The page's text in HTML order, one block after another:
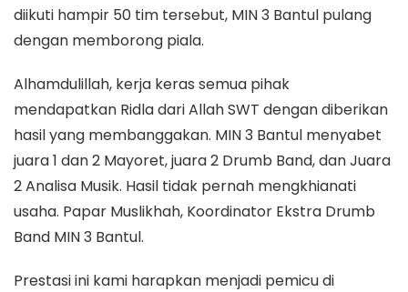
diikuti hampir 50 tim tersebut, MIN 3 Bantul pulang
dengan memborong piala.
Alhamdulillah, kerja keras semua pihak
mendapatkan Ridla dari Allah SWT dengan diberikan
hasil yang membanggakan. MIN 3 Bantul menyabet
juara 1 dan 2 Mayoret, juara 2 Drumb Band, dan Juara
2 Analisa Musik. Hasil tidak pernah mengkhianati
usaha. Papar Muslikhah, Koordinator Ekstra Drumb
Band MIN 3 Bantul.
Prestasi ini kami harapkan menjadi pemicu di